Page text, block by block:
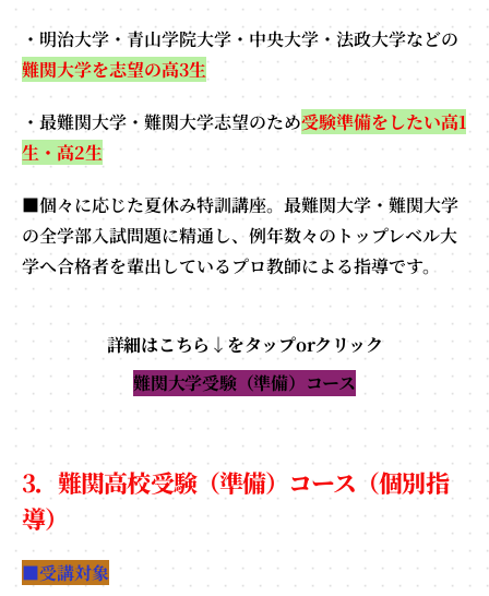
・明治大学・青山学院大学・中央大学・法政大学などの
難関大学を志望の高3生
・最難関大学・難関大学志望のため受験準備をしたい高1
生・高2生
■個々に応じた夏休み特訓講座。最難関大学・難関大学
の全学部入試問題に精通し、例年数々のトップレベル大
学へ合格者を輩出しているプロ教師による指導です。
詳細はこちら↓をタップorクリック
難関大学受験（準備）コース
3．難関高校受験（準備）コース（個別指
導）
■受講対象